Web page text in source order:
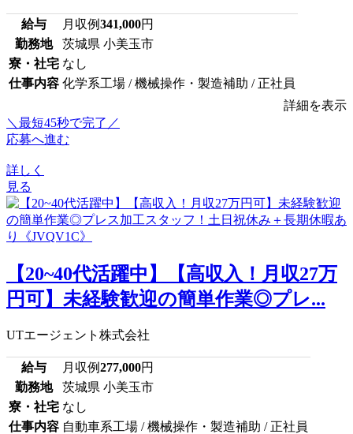
給与 月収例341,000円
勤務地
茨城県 小美玉市
寮・社宅 なし
仕事内容 化学系工場 / 機械操作・製造補助 / 正社員
詳細を表示
＼最短45秒で完了／
応募へ進む
詳しく
見る
【20~40代活躍中】【高収入！月収27万
円可】未経験歓迎の簡単作業◎プレ...
UTエージェント株式会社
給与 月収例277,000円
勤務地
茨城県 小美玉市
寮・社宅 なし
仕事内容 自動車系工場 / 機械操作・製造補助 / 正社員